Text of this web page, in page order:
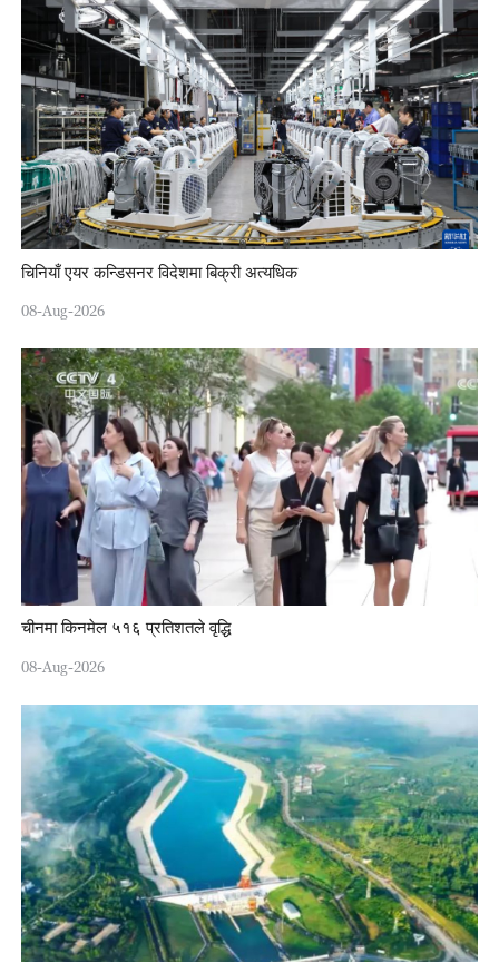
चिनियाँ एयर कन्डिसनर विदेशमा बिक्री अत्यधिक
08-Aug-2026
चीनमा किनमेल ५१६ प्रतिशतले वृद्धि
08-Aug-2026